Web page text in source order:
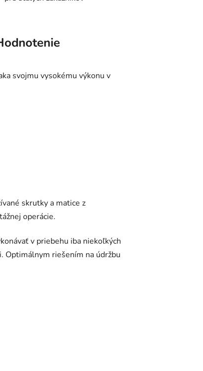
svojmu vysokému výkonu v
skrutky a matice z
operácie.
v priebehu iba niekoľkých
Optimálnym riešením na údržbu